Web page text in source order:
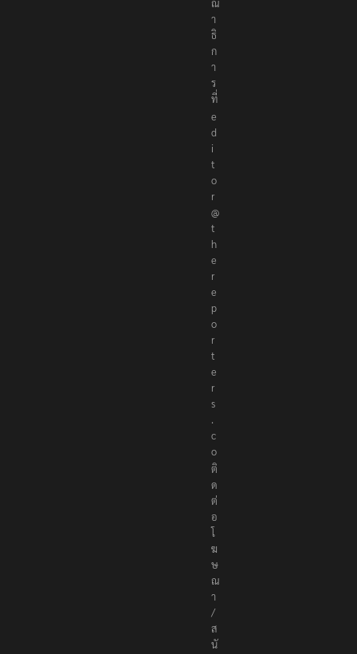
ณ
า
ธิ
ก
า
ร
ที่
e
d
i
t
o
r
@
t
h
e
r
e
p
o
r
t
e
r
s
.
c
o
ติ
ด
ต่
อ
โ
ฆ
ษ
ณ
า
/
ส
นั